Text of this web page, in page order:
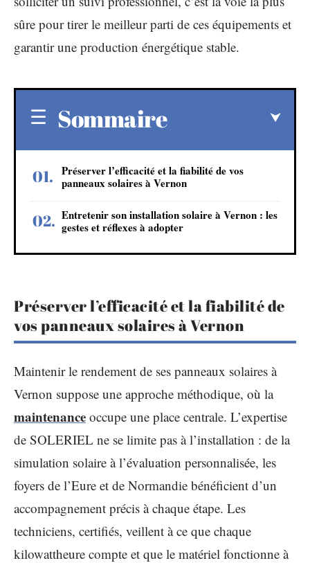
sûre pour tirer le meilleur parti de ces équipements et
garantir une production énergétique stable.
Sommaire
Préserver l’efficacité et la fiabilité de vos
panneaux solaires à Vernon
Entretenir son installation solaire à Vernon : les
gestes et réflexes à adopter
Préserver l’efficacité et la fiabilité de
vos panneaux solaires à Vernon
Maintenir le rendement de ses panneaux solaires à
Vernon suppose une approche méthodique, où la
maintenance occupe une place centrale. L’expertise
de SOLERIEL ne se limite pas à l’installation : de la
simulation solaire à l’évaluation personnalisée, les
foyers de l’Eure et de Normandie bénéficient d’un
accompagnement précis à chaque étape. Les
techniciens, certifiés, veillent à ce que chaque
kilowattheure compte et que le matériel fonctionne à